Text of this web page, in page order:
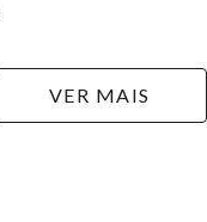
VER MAIS